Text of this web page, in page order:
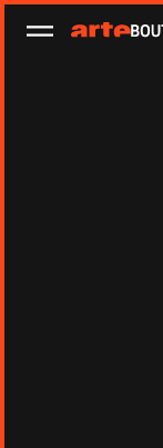
Ouvrir le menu